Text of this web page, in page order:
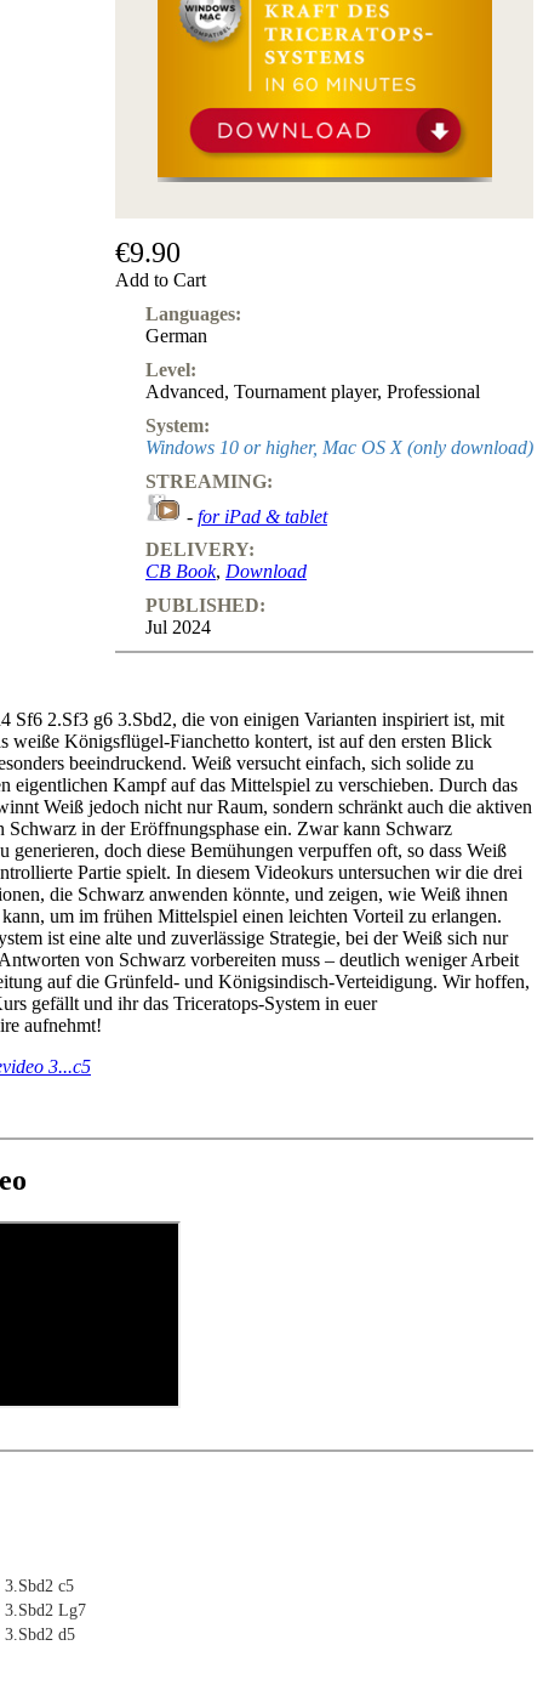
€9.90
Add to Cart
Languages:
German
Level:
Advanced, Tournament player, Professional
System:
Windows 10 or higher, Mac OS X (only download)
STREAMING:
- for iPad & tablet
DELIVERY:
CB Book, Download
PUBLISHED:
Jul 2024
Sf6 2.Sf3 g6 3.Sbd2, die von einigen Varianten inspiriert ist, mit
weiße Königsflügel-Fianchetto kontert, ist auf den ersten Blick
beeindruckend. Weiß versucht einfach, sich solide zu
eigentlichen Kampf auf das Mittelspiel zu verschieben. Durch das
Weiß jedoch nicht nur Raum, sondern schränkt auch die aktiven
in der Eröffnungsphase ein. Zwar kann Schwarz
generieren, doch diese Bemühungen verpuffen oft, so dass Weiß
Partie spielt. In diesem Videokurs untersuchen wir die drei
die Schwarz anwenden könnte, und zeigen, wie Weiß ihnen
um im frühen Mittelspiel einen leichten Vorteil zu erlangen.
ist eine alte und zuverlässige Strategie, bei der Weiß sich nur
von Schwarz vorbereiten muss – deutlich weniger Arbeit
auf die Grünfeld- und Königsindisch-Verteidigung. Wir hoffen,
gefällt und ihr das Triceratops-System in euer
aufnehmt!
3...c5
c5
Lg7
d5